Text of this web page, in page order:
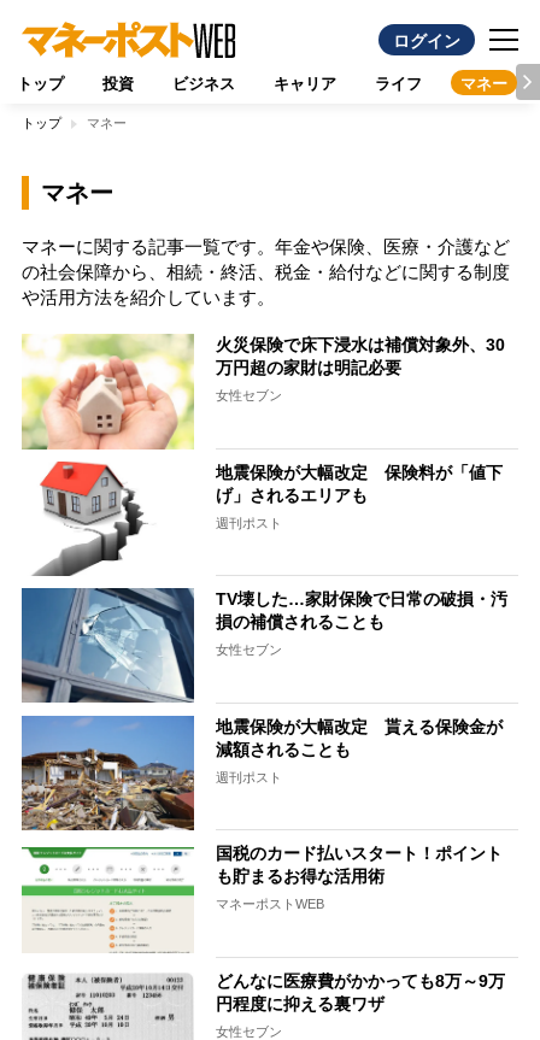
ログイン
トップ 投資 ビジネス キャリア ライフ マネー
トップ マネー
マネー
マネーに関する記事一覧です。年金や保険、医療・介護など
の社会保障から、相続・終活、税金・給付などに関する制度
や活用方法を紹介しています。
火災保険で床下浸水は補償対象外、30
万円超の家財は明記必要
女性セブン
地震保険が大幅改定 保険料が「値下
げ」されるエリアも
週刊ポスト
TV壊した…家財保険で日常の破損・汚
損の補償されることも
女性セブン
地震保険が大幅改定 貰える保険金が
減額されることも
週刊ポスト
国税のカード払いスタート！ポイント
も貯まるお得な活用術
マネーポストWEB
どんなに医療費がかかっても8万～9万
円程度に抑える裏ワザ
女性セブン